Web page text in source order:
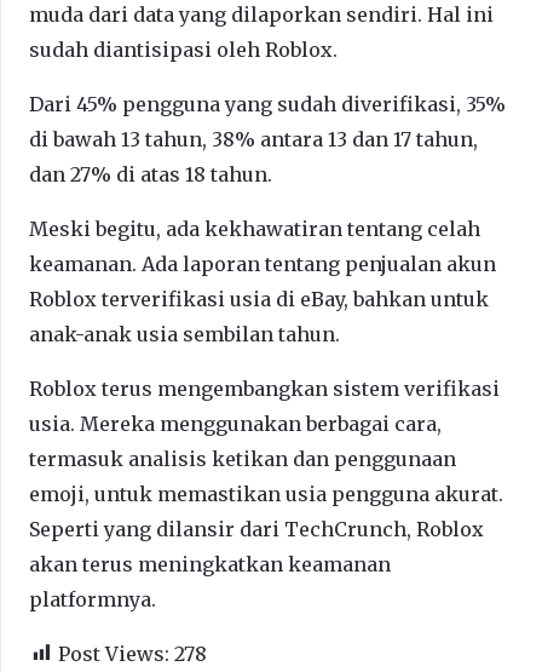
muda dari data yang dilaporkan sendiri. Hal ini
sudah diantisipasi oleh Roblox.
Dari 45% pengguna yang sudah diverifikasi, 35%
di bawah 13 tahun, 38% antara 13 dan 17 tahun,
dan 27% di atas 18 tahun.
Meski begitu, ada kekhawatiran tentang celah
keamanan. Ada laporan tentang penjualan akun
Roblox terverifikasi usia di eBay, bahkan untuk
anak-anak usia sembilan tahun.
Roblox terus mengembangkan sistem verifikasi
usia. Mereka menggunakan berbagai cara,
termasuk analisis ketikan dan penggunaan
emoji, untuk memastikan usia pengguna akurat.
Seperti yang dilansir dari TechCrunch, Roblox
akan terus meningkatkan keamanan
platformnya.
Post Views: 278